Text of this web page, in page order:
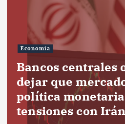
Economía
Bancos centrales
dejar que
política
tensiones con Irán